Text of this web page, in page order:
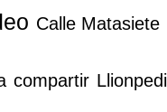
Calle Matasiete
compartir